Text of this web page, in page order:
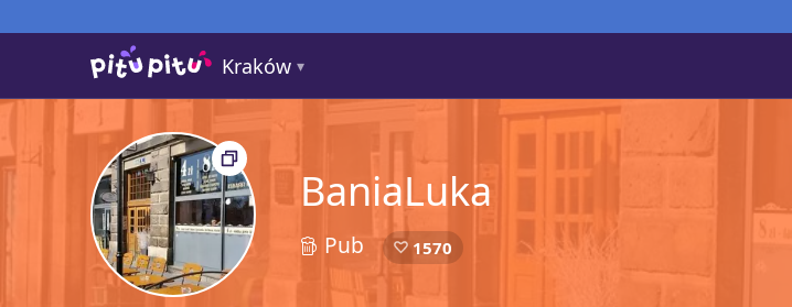
Kraków
BaniaLuka
2 Pub 1570